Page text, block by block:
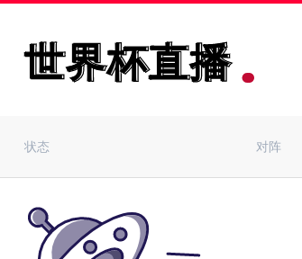
世界杯直播
世界杯直播
状态 对阵